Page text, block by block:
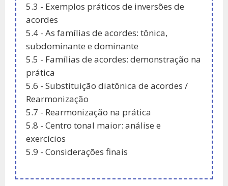
5.3 - Exemplos práticos de inversões de
acordes
5.4 - As famílias de acordes: tônica,
subdominante e dominante
5.5 - Famílias de acordes: demonstração na
prática
5.6 - Substituição diatônica de acordes /
Rearmonização
5.7 - Rearmonização na prática
5.8 - Centro tonal maior: análise e
exercícios
5.9 - Considerações finais